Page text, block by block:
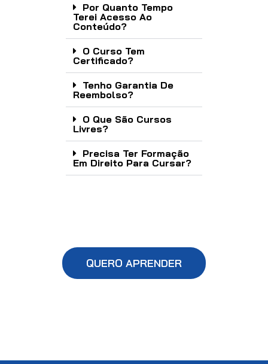
Por Quanto Tempo
Terei Acesso Ao
Conteúdo?
O Curso Tem
Certificado?
Tenho Garantia De
Reembolso?
O Que São Cursos
Livres?
Precisa Ter Formação
Em Direito Para Cursar?
QUERO APRENDER